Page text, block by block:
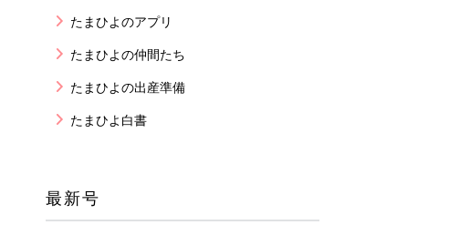
たまひよのアプリ
たまひよの仲間たち
たまひよの出産準備
たまひよ白書
最新号